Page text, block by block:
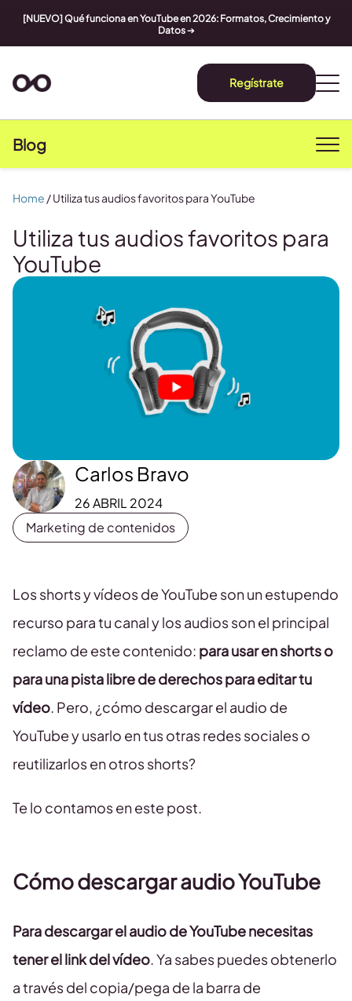
[NUEVO] Qué funciona en YouTube en 2026: Formatos, Crecimiento y
Datos➔
Regístrate
Blog
Utiliza tus audios favoritos para
YouTube
Carlos Bravo
26 ABRIL 2024
Marketing de contenidos
Home /Utiliza tus audios favoritos para YouTube
Los shorts y vídeos de YouTube son un estupendo
recurso para tu canal y los audios son el principal
reclamo de este contenido: para usar en shorts o
para una pista libre de derechos para editar tu
vídeo. Pero, ¿cómo descargar el audio de
YouTube y usarlo en tus otras redes sociales o
reutilizarlos en otros shorts?
Te lo contamos en este post.
Cómo descargar audio YouTube
Para descargar el audio de YouTube necesitas
tener el link del vídeo. Ya sabes puedes obtenerlo
a través del copia/pega de la barra de